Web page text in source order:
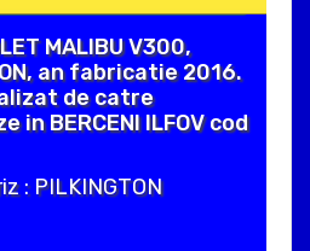
MALIBU V300,
an fabricatie 2016.
de catre
in BERCENI ILFOV cod
: PILKINGTON